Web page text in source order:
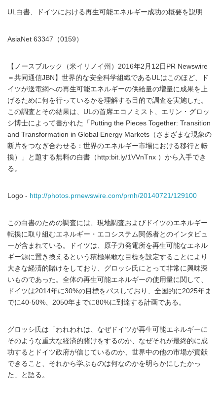
UL白書、ドイツにおける再生可能エネルギー成功の概要を説明
AsiaNet 63347（0159）
【ノースブルック（米イリノイ州）2016年2月12日PR Newswire
＝共同通信JBN】世界的な安全科学組織であるULはこのほど、ド
イツが送電網への再生可能エネルギーの供給量の増量に成果を上
げるために何を行っているかを理解する目的で調査を実施した。
この調査とその結果は、ULの首席エコノミスト、エリン・グロッ
シ博士によって書かれた「Putting the Pieces Together: Transition
and Transformation in Global Energy Markets（さまざまな現象の
断片をつなぎ合わせる：世界のエネルギー市場における移行と転
換）」と題する無料の白書（http:bit.ly/1VVnTnx ）から入手でき
る。
Logo - http://photos.prnewswire.com/prnh/20140721/129100
この白書のための調査には、現地調査およびドイツのエネルギー
転換に取り組むエネルギー・エコシステム関係者とのインタビュ
ーが含まれている。ドイツは、原子力発電所を再生可能なエネル
ギー源に置き換えるという積極果敢な目標を設定することにより
大きな経済的賭けをしており、グロッシ氏にとって非常に興味深
いものであった。全体の再生可能エネルギーの使用量に関して、
ドイツは2014年に30%の目標をパスしており、全国的に2025年ま
でに40-50%、2050年までに80%に到達する計画である。
グロッシ氏は「われわれは、なぜドイツが再生可能エネルギーに
そのような重大な経済的賭けをするのか、なぜそれが最終的に成
功するとドイツ政府が信じているのか、世界中の他の市場が貢献
できること、それから学ぶものは何なのかを明らかにしたかっ
た」と語る。